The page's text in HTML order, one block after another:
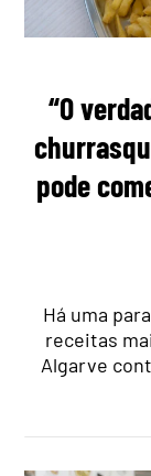
“O
pode
Há uma
receitas
Algarve